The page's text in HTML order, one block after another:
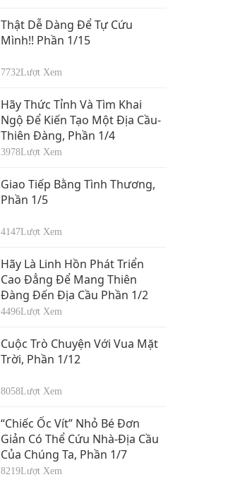
Thật Dễ Dàng Để Tự Cứu
Mình!! Phần 1/15
7732Lượt Xem
Hãy Thức Tỉnh Và Tìm Khai
Ngộ Để Kiến Tạo Một Địa Cầu-
Thiên Đàng, Phần 1/4
3978Lượt Xem
Giao Tiếp Bằng Tình Thương,
Phần 1/5
4147Lượt Xem
Hãy Là Linh Hồn Phát Triển
Cao Đẳng Để Mang Thiên
Đàng Đến Địa Cầu Phần 1/2
4496Lượt Xem
Cuộc Trò Chuyện Với Vua Mặt
Trời, Phần 1/12
8058Lượt Xem
“Chiếc Ốc Vít” Nhỏ Bé Đơn
Giản Có Thể Cứu Nhà-Địa Cầu
Của Chúng Ta, Phần 1/7
8219Lượt Xem